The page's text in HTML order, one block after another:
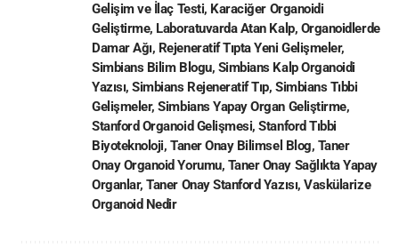
Gelişim ve İlaç Testi, Karaciğer Organoidi
Geliştirme, Laboratuvarda Atan Kalp, Organoidlerde
Damar Ağı, Rejeneratif Tıpta Yeni Gelişmeler,
Simbians Bilim Blogu, Simbians Kalp Organoidi
Yazısı,Simbians Rejeneratif Tıp,Simbians Tıbbi
Gelişmeler,Simbians Yapay Organ Geliştirme,
Stanford Organoid Gelişmesi,Stanford Tıbbi
Biyoteknoloji, Taner Onay Bilimsel Blog, Taner
Onay Organoid Yorumu, Taner Onay Sağlıkta Yapay
Organlar,Taner Onay Stanford Yazısı,Vaskülarize
Organoid Nedir